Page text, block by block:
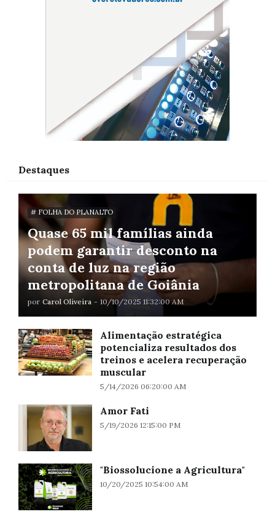
Destaques
# FOLHA DO PLANALTO
Quase 65 mil famílias ainda
podem garantir desconto na
conta de luz na região
metropolitana de Goiânia
por Carol Oliveira - 10/10/2025 11:32:00 AM
Alimentação estratégica
potencializa resultados dos
treinos e acelera recuperação
muscular
5/14/2026 06:20:00 AM
Amor Fati
5/19/2026 12:15:00 PM
"Biossolucione a Agricultura"
10/20/2025 10:54:00 AM